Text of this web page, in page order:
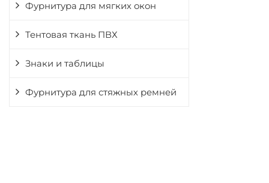
Фурнитура для мягких окон
Тентовая ткань ПВХ
Знаки и таблицы
Фурнитура для стяжных ремней